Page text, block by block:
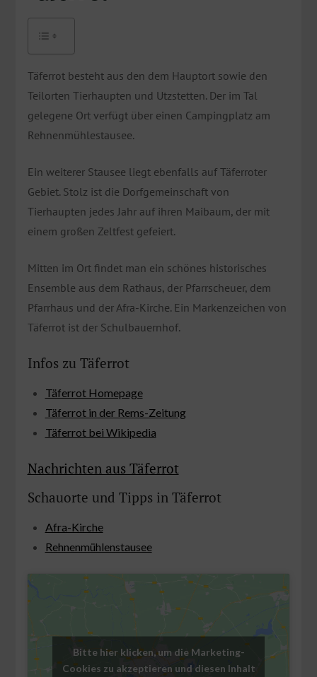
Täferrot besteht aus den dem Hauptort sowie den
Teilorten Tierhaupten und Utzstetten. Der im Tal
gelegene Ort verfügt über einen Campingplatz am
Rehnenmühlestausee.
Ein weiterer Stausee liegt ebenfalls auf Täferroter
Gebiet. Stolz ist die Dorfgemeinschaft von
Tierhaupten jedes Jahr auf ihren Maibaum, der mit
einem großen Zeltfest gefeiert.
Mitten im Ort findet man ein schönes historisches
Ensemble aus dem Rathaus, der Pfarrscheuer, dem
Pfarrhaus und der Afra-Kirche. Ein Markenzeichen von
Täferrot ist der Schulbauernhof.
Infos zu Täferrot
Täferrot Homepage
Täferrot in der Rems-Zeitung
Täferrot bei Wikipedia
Nachrichten aus Täferrot
Schauorte und Tipps in Täferrot
Afra-Kirche
Rehnenmühlenstausee
Bitte hier klicken, um die Marketing-
Cookies zu akzeptieren und diesen Inhalt